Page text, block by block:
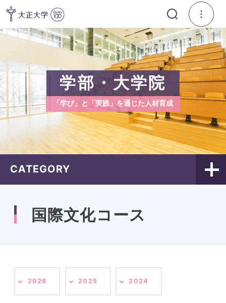
学部・大学院
「学び」と「実践」を通じた人材育成
CATEGORY
国際文化コース
2026 2025 2024